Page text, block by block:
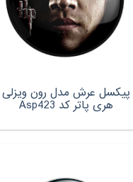
پیکسل عرش مدل رون ویزلی
هری پاتر کد Asp423